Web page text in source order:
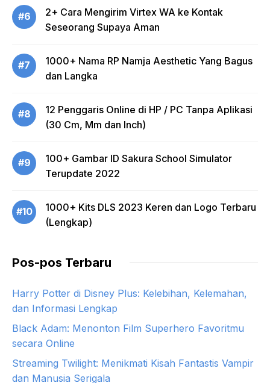
#6
2+ Cara Mengirim Virtex WA ke Kontak
Seseorang Supaya Aman
#7
1000+ Nama RP Namja Aesthetic Yang Bagus
dan Langka
#8
12 Penggaris Online di HP / PC Tanpa Aplikasi
(30 Cm, Mm dan Inch)
#9
100+ Gambar ID Sakura School Simulator
Terupdate 2022
#10
1000+ Kits DLS 2023 Keren dan Logo Terbaru
(Lengkap)
Pos-pos Terbaru
Harry Potter di Disney Plus: Kelebihan, Kelemahan,
dan Informasi Lengkap
Black Adam: Menonton Film Superhero Favoritmu
secara Online
Streaming Twilight: Menikmati Kisah Fantastis Vampir
dan Manusia Serigala